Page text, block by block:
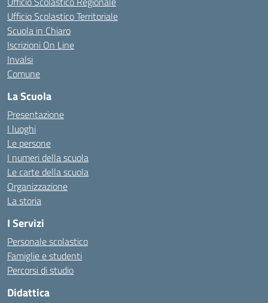
Ufficio Scolastico Territoriale
Scuola in Chiaro
Iscrizioni On Line
Invalsi
Comune
La Scuola
Presentazione
I luoghi
Le persone
I numeri della scuola
Le carte della scuola
Organizzazione
La storia
I Servizi
Personale scolastico
Famiglie e studenti
Percorsi di studio
Didattica